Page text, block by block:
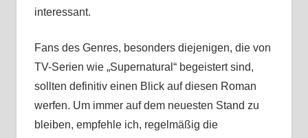
interessant.
Fans des Genres, besonders diejenigen, die von
TV-Serien wie „Supernatural“ begeistert sind,
sollten definitiv einen Blick auf diesen Roman
werfen. Um immer auf dem neuesten Stand zu
bleiben, empfehle ich, regelmäßig die